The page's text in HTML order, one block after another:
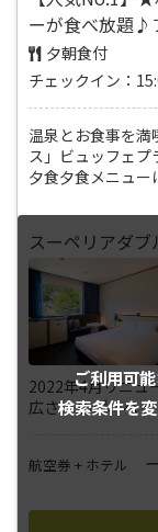
ーが食べ放題♪
夕朝食付
チェックイン：
温泉とお食事を
ス」ビュッフェ
夕食夕食メニュー
ご利用可
検索条件を
スーペリアダ
2022年4月リニュ
広さ：16㎡、ベ
航空券 + ホテル